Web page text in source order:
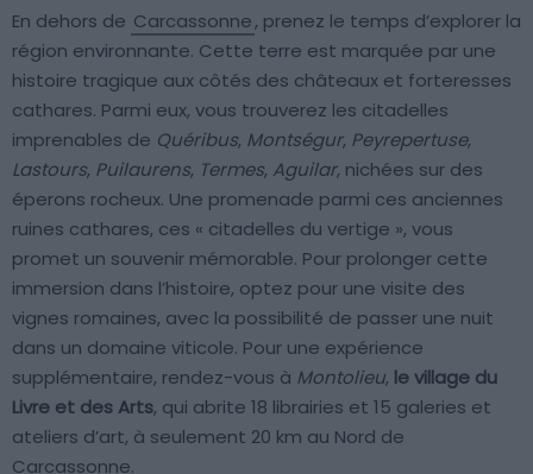
En dehors de Carcassonne, prenez le temps d’explorer la
région environnante. Cette terre est marquée par une
histoire tragique aux côtés des châteaux et forteresses
cathares. Parmi eux, vous trouverez les citadelles
imprenables de Quéribus, Montségur, Peyrepertuse,
Lastours, Puilaurens, Termes, Aguilar, nichées sur des
éperons rocheux. Une promenade parmi ces anciennes
ruines cathares, ces « citadelles du vertige », vous
promet un souvenir mémorable. Pour prolonger cette
immersion dans l’histoire, optez pour une visite des
vignes romaines, avec la possibilité de passer une nuit
dans un domaine viticole. Pour une expérience
supplémentaire, rendez-vous à Montolieu, le village du
Livre et des Arts, qui abrite 18 librairies et 15 galeries et
ateliers d’art, à seulement 20 km au Nord de
Carcassonne.